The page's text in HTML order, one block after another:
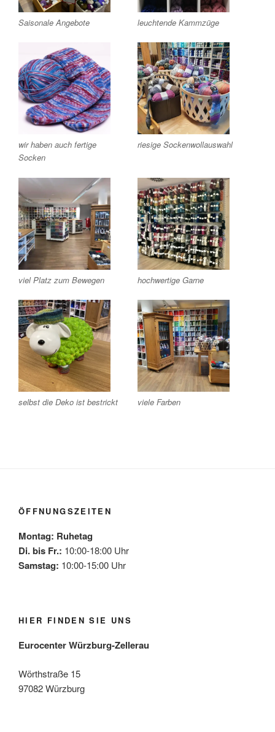
Saisonale Angebote leuchtende Kammzüge
wir haben auch fertige
Socken
riesige Sockenwollauswahl
viel Platz zum Bewegen hochwertige Garne
selbst die Deko ist bestrickt viele Farben
ÖFFNUNGSZEITEN
Montag: Ruhetag
Di. bis Fr.: 10:00-18:00 Uhr
Samstag: 10:00-15:00 Uhr
HIER FINDEN SIE UNS
Eurocenter Würzburg-Zellerau
Wörthstraße 15
97082 Würzburg